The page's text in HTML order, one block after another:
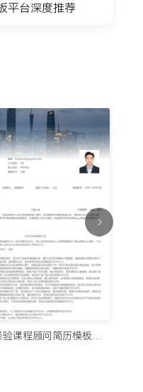
平台深度推荐
松迈出求职第一
9915阅读
制作网站
7354阅读
荐（2026）
5678阅读
内外精选推荐